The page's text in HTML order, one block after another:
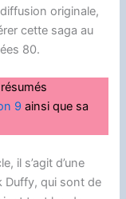
originale,
cette saga au
80.
9 ainsi que sa
il s’agit d’une
Duffy, qui sont de